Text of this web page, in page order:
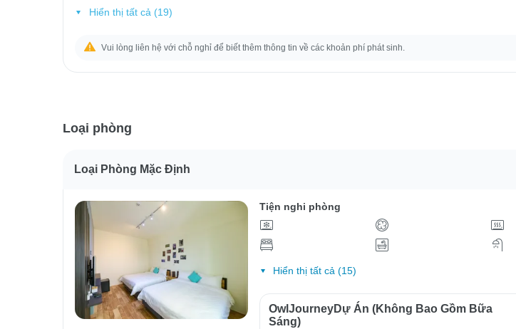
Hiển thị tất cả (19)
Vui lòng liên hệ với chỗ nghỉ để biết thêm thông tin về các khoản phí phát sinh.
Loại phòng
Loại Phòng Mặc Định
Tiện nghi phòng
Hiển thị tất cả (15)
OwlJourneyDự Án (Không Bao Gồm Bữa
Sáng)